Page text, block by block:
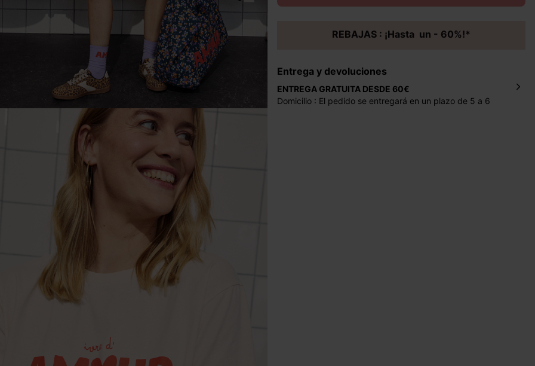
REBAJAS : ¡Hasta un - 60%!*
Entrega y devoluciones
ENTREGA GRATUITA DESDE 60€
Domicilio : El pedido se entregará en un plazo de 5 a 6